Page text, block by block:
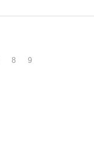
8 9